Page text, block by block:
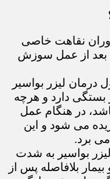
دوران نقاهت خاصی
بعد از عمل سوزش
درمان لیزر بواسیر
بستگی دارد و هرچه
باشد، در هنگام عمل
می شود و این
برد.
بواسیر به شدت
بلافاصله پس از